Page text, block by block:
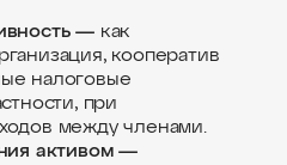
— как
кооператив
налоговые
при
между членами.
активом —